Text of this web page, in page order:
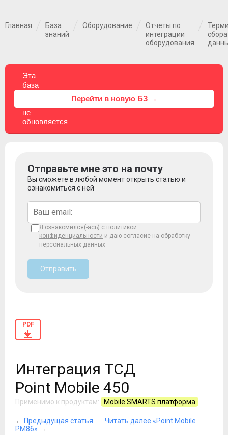
Главная
База
знаний
Оборудование
Отчеты по
интеграции
оборудования
сбора
Эта
база
не
обновляется
Перейти в новую БЗ →
Отправьте мне это на почту
Вы сможете в любой момент открыть статью и
ознакомиться с ней
Я ознакомился(-ась) с политикой
конфиденциальности и даю согласие на обработку
персональных данных
Отправить
PDF
Интеграция ТСД
Point Mobile 450
Применимо к продуктам: Mobile SMARTS платформа
← Предыдущая статья
Читать далее «Point Mobile
PM86» →